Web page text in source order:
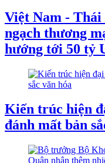
Việt Nam -
ngạch thương
hướng tới 50 tỷ
Kiến trúc hiện
đánh mất bản